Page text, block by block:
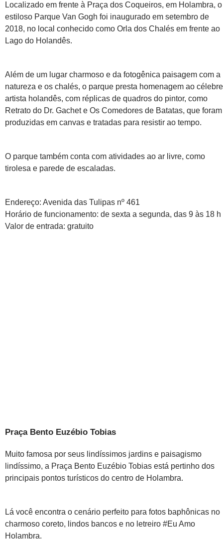
Localizado em frente à Praça dos Coqueiros, em Holambra, o
estiloso Parque Van Gogh foi inaugurado em setembro de
2018, no local conhecido como Orla dos Chalés em frente ao
Lago do Holandês.
Além de um lugar charmoso e da fotogênica paisagem com a
natureza e os chalés, o parque presta homenagem ao célebre
artista holandês, com réplicas de quadros do pintor, como
Retrato do Dr. Gachet e Os Comedores de Batatas, que foram
produzidas em canvas e tratadas para resistir ao tempo.
O parque também conta com atividades ao ar livre, como
tirolesa e parede de escaladas.
Endereço: Avenida das Tulipas nº 461
Horário de funcionamento: de sexta a segunda, das 9 às 18 h
Valor de entrada: gratuito
Praça Bento Euzébio Tobias
Muito famosa por seus lindíssimos jardins e paisagismo
lindíssimo, a Praça Bento Euzébio Tobias está pertinho dos
principais pontos turísticos do centro de Holambra.
Lá você encontra o cenário perfeito para fotos baphônicas no
charmoso coreto, lindos bancos e no letreiro #Eu Amo
Holambra.